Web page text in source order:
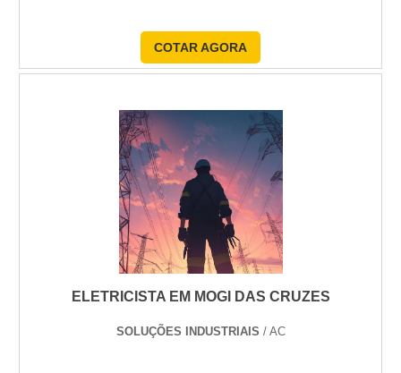
COTAR AGORA
ELETRICISTA EM MOGI DAS CRUZES
SOLUÇÕES INDUSTRIAIS / AC